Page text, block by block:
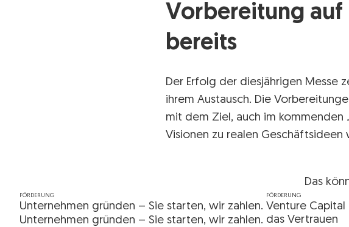
Vorbereitung auf
bereits
Der Erfolg der diesjährigen Messe
ihrem Austausch. Die
mit dem Ziel, auch im kommenden
Visionen zu realen Geschäftsideen
Das
FÖRDERUNG
Unternehmen gründen – Sie starten, wir zahlen.
Unternehmen gründen – Sie starten, wir zahlen.
FÖRDERUNG
Venture
das Vertrauen